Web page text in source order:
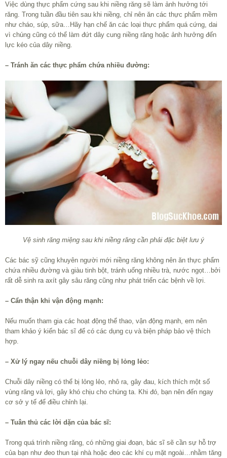
Việc dùng thực phẩm cứng sau khi niềng răng sẽ làm ảnh hưởng tới
răng. Trong tuần đầu tiên sau khi niềng, chỉ nên ăn các thực phẩm mềm
như cháo, súp, sữa…Hãy hạn chế ăn các loại thực phẩm quá cứng, dai
vì chúng cũng có thể làm đứt dây cung niềng răng hoặc ảnh hưởng đến
lực kéo của dây niềng.
– Tránh ăn các thực phẩm chứa nhiều đường:
Vệ sinh răng miệng sau khi niềng răng cần phải đặc biệt lưu ý
Các bác sỹ cũng khuyên người mới niềng răng không nên ăn thực phẩm
chứa nhiều đường và giàu tinh bột, tránh uống nhiều trà, nước ngọt…bởi
rất dễ sinh ra axít gây sâu răng cũng như phát triển các bệnh về lợi.
– Cẩn thận khi vận động mạnh:
Nếu muốn tham gia các hoạt động thể thao, vận động mạnh, em nên
tham khảo ý kiến bác sĩ để có các dụng cụ và biện pháp bảo vệ thích
hợp.
– Xử lý ngay nếu chuỗi dây niềng bị lỏng lẻo:
Chuỗi dây niềng có thể bị lỏng lẻo, nhô ra, gây đau, kích thích một số
vùng răng và lợi, gây khó chịu cho chúng ta. Khi đó, bạn nên đến ngay
cơ sở y tế để điều chỉnh lại.
– Tuân thủ các lời dặn của bác sĩ:
Trong quá trình niềng răng, có những giai đoạn, bác sĩ sẽ cần sự hỗ trợ
của bạn như đeo thun tại nhà hoặc đeo các khí cụ mặt ngoài…nhằm tăng